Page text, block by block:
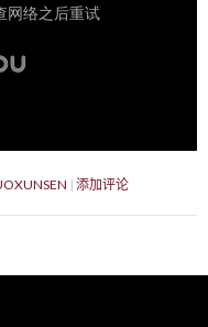
添加评论